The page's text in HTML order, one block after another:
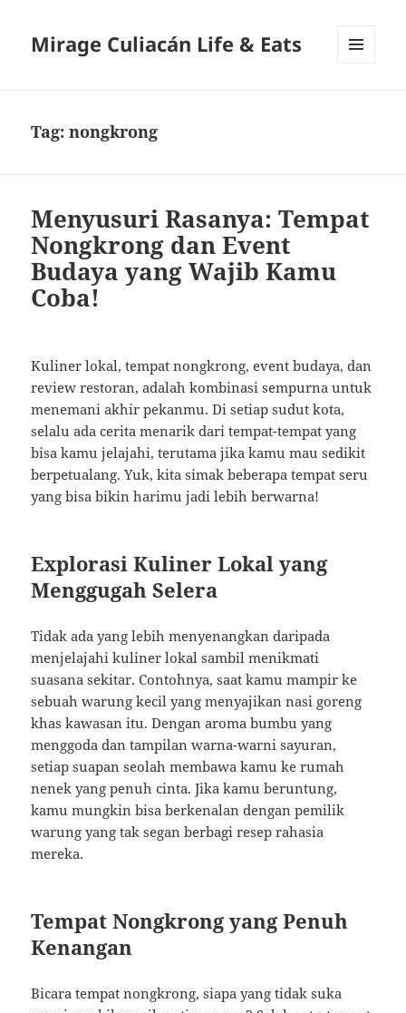
Mirage Culiacán Life & Eats
Tag:nongkrong
Menyusuri Rasanya: Tempat
Nongkrong dan Event
Budaya yang Wajib Kamu
Coba!
Kuliner lokal, tempat nongkrong, event budaya, dan
review restoran, adalah kombinasi sempurna untuk
menemani akhir pekanmu. Di setiap sudut kota,
selalu ada cerita menarik dari tempat-tempat yang
bisa kamu jelajahi, terutama jika kamu mau sedikit
berpetualang. Yuk, kita simak beberapa tempat seru
yang bisa bikin harimu jadi lebih berwarna!
Explorasi Kuliner Lokal yang
Menggugah Selera
Tidak ada yang lebih menyenangkan daripada
menjelajahi kuliner lokal sambil menikmati
suasana sekitar. Contohnya, saat kamu mampir ke
sebuah warung kecil yang menyajikan nasi goreng
khas kawasan itu. Dengan aroma bumbu yang
menggoda dan tampilan warna-warni sayuran,
setiap suapan seolah membawa kamu ke rumah
nenek yang penuh cinta. Jika kamu beruntung,
kamu mungkin bisa berkenalan dengan pemilik
warung yang tak segan berbagi resep rahasia
mereka.
Tempat Nongkrong yang Penuh
Kenangan
Bicara tempat nongkrong, siapa yang tidak suka